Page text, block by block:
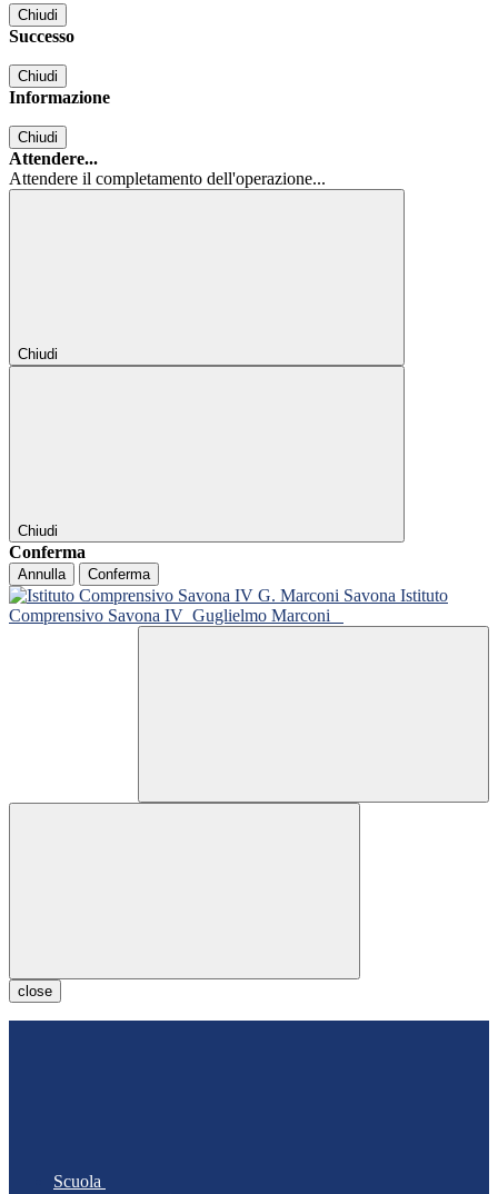
Chiudi
Successo
Chiudi
Informazione
Chiudi
Attendere...
Attendere il completamento dell'operazione...
Chiudi
Chiudi
Conferma
Annulla Conferma
Istituto
Comprensivo Savona IV Guglielmo Marconi
close
Scuola